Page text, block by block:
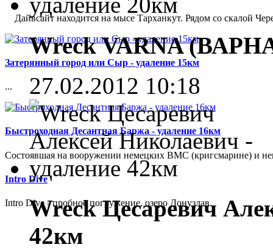
Дайвсайт находится на мысе Тарханкут. Рядом со скалой
Затерянный город или Сыр - удаление 15км
...
Быстроходная Десантная Баржа - удаление 16км
Cостоявшая на вооружении немецких ВМС (кригсмарине) и
Intro Dive
Intro Dive - пробное погружение, озеро Донузлав.
Wreck VARNA
27.02.2012 10:18
Wreck Цесаревич
42км